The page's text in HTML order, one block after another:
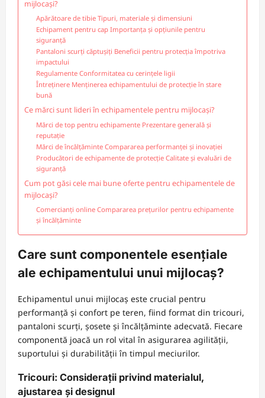
mijlocași?
Apărătoare de tibie Tipuri, materiale și dimensiuni
Echipament pentru cap Importanța și opțiunile pentru
siguranță
Pantaloni scurți căptușiți Beneficii pentru protecția împotriva
impactului
Regulamente Conformitatea cu cerințele ligii
Întreținere Menținerea echipamentului de protecție în stare
bună
Ce mărci sunt lideri în echipamentele pentru mijlocași?
Mărci de top pentru echipamente Prezentare generală și
reputație
Mărci de încălțăminte Compararea performanței și inovației
Producători de echipamente de protecție Calitate și evaluări de
siguranță
Cum pot găsi cele mai bune oferte pentru echipamentele de
mijlocași?
Comercianți online Compararea prețurilor pentru echipamente
și încălțăminte
Care sunt componentele esențiale
ale echipamentului unui mijlocaș?
Echipamentul unui mijlocaș este crucial pentru
performanță și confort pe teren, fiind format din tricouri,
pantaloni scurți, șosete și încălțăminte adecvată. Fiecare
componentă joacă un rol vital în asigurarea agilității,
suportului și durabilității în timpul meciurilor.
Tricouri: Considerații privind materialul,
ajustarea și designul